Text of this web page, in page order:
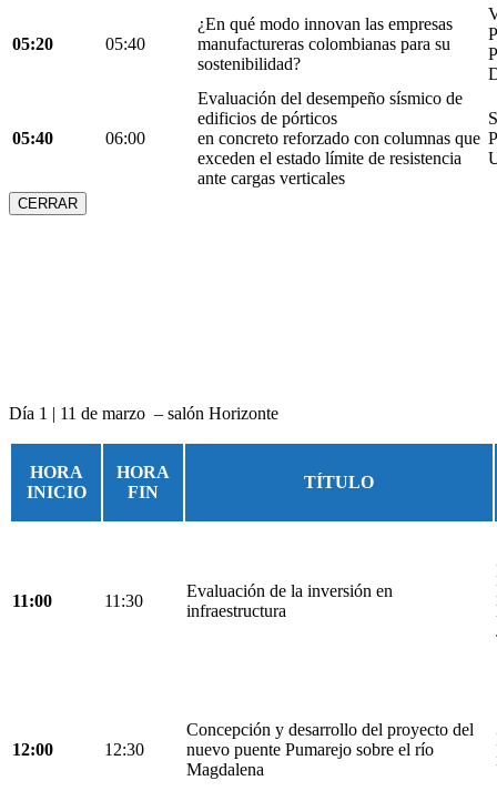
05:20 05:40
¿En qué modo innovan las empresas
manufactureras colombianas para su
sostenibilidad?
05:40 06:00
Evaluación del desempeño sísmico de
edificios de pórticos
en concreto reforzado con columnas que
exceden el estado límite de resistencia
ante cargas verticales
CERRAR
Día 1 | 11 de marzo – salón Horizonte
HORA
INICIO
HORA
FIN
TÍTULO
11:00 11:30
Evaluación de la inversión en
infraestructura
12:00 12:30
Concepción y desarrollo del proyecto del
nuevo puente Pumarejo sobre el río
Magdalena